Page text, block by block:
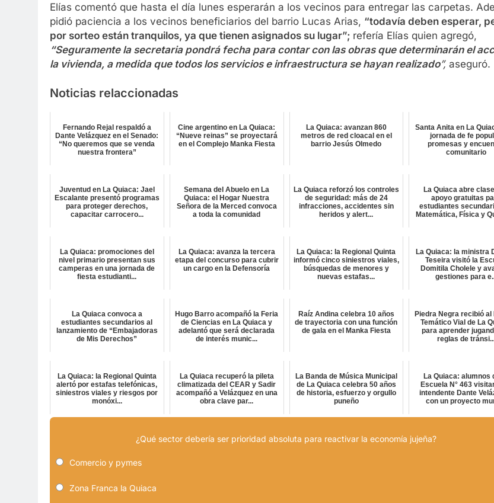
Elías comentó que hasta el día lunes esperarán a los vecinos para entregar las carpetas.
pidió paciencia a los vecinos beneficiarios del barrio Lucas Arias, “todavía deben esperar,
por sorteo están tranquilos, ya que tienen asignados su lugar”; refería Elías quien agregó,
“Seguramente la secretaria pondrá fecha para contar con las obras que determinarán el
la vivienda, a medida que todos los servicios e infraestructura se hayan realizado”, aseguró.
Noticias relaccionadas
Fernando Rejal respaldó a
Dante Velázquez en el Senado:
“No queremos que se venda
nuestra frontera”
Cine argentino en La Quiaca:
“Nueve reinas” se proyectará
en el Complejo Manka Fiesta
La Quiaca: avanzan 860
metros de red cloacal en el
barrio Jesús Olmedo
Santa Anita en La
jornada de fe
promesas y
comunitario
Juventud en La Quiaca: Jael
Escalante presentó programas
para proteger derechos,
capacitar carrocero...
Semana del Abuelo en La
Quiaca: el Hogar Nuestra
Señora de la Merced convoca
a toda la comunidad
La Quiaca reforzó los controles
de seguridad: más de 24
infracciones, accidentes sin
heridos y alert...
La Quiaca abre
apoyo gratuitas
estudiantes
Matemática, Física y
La Quiaca: promociones del
nivel primario presentan sus
camperas en una jornada de
fiesta estudianti...
La Quiaca: avanza la tercera
etapa del concurso para cubrir
un cargo en la Defensoría
La Quiaca: la Regional Quinta
informó cinco siniestros viales,
búsquedas de menores y
nuevas estafas...
La Quiaca: la ministra
Teseira visitó la
Domitila Cholele y
gestiones para
La Quiaca convoca a
estudiantes secundarios al
lanzamiento de “Embajadoras
de Mis Derechos”
Hugo Barro acompañó la Feria
de Ciencias en La Quiaca y
adelantó que será declarada
de interés munic...
Raíz Andina celebra 10 años
de trayectoria con una función
de gala en el Manka Fiesta
Piedra Negra recibió al
Temático Vial de La
para aprender
reglas de
La Quiaca: la Regional Quinta
alertó por estafas telefónicas,
siniestros viales y riesgos por
monóxi...
La Quiaca recuperó la pileta
climatizada del CEAR y Sadir
acompañó a Velázquez en una
obra clave par...
La Banda de Música Municipal
de La Quiaca celebra 50 años
de historia, esfuerzo y orgullo
puneño
La Quiaca: alumnos
Escuela N° 463
intendente Dante
con un proyecto
¿Qué sector debería ser prioridad absoluta para reactivar la economía jujeña?
Comercio y pymes
Zona Franca la Quiaca